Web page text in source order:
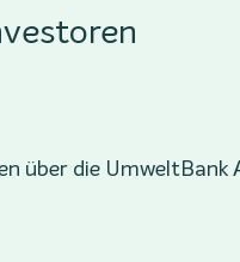
über die UmweltBank